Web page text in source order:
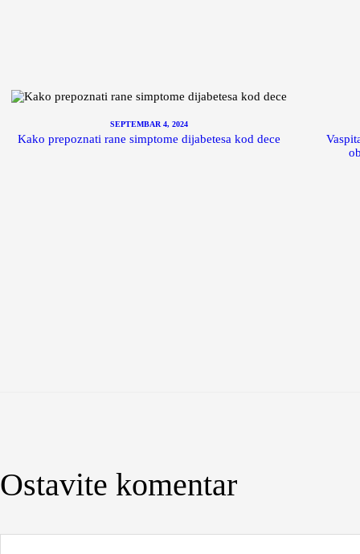
SEPTEMBAR 4, 2024
Kako prepoznati rane simptome dijabetesa kod dece
Ostavite komentar